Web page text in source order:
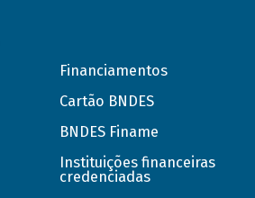
Financiamentos
Cartão BNDES
BNDES Finame
Instituições financeiras
credenciadas